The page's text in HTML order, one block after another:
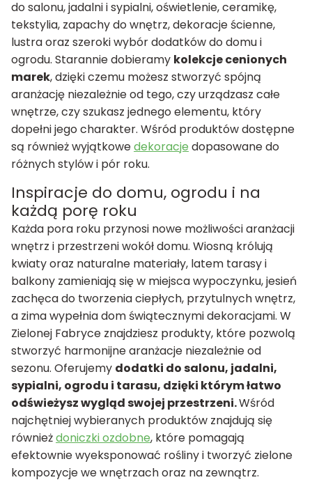
do salonu, jadalni i sypialni, oświetlenie, ceramikę,
tekstylia, zapachy do wnętrz, dekoracje ścienne,
lustra oraz szeroki wybór dodatków do domu i
ogrodu. Starannie dobieramy kolekcje cenionych
marek, dzięki czemu możesz stworzyć spójną
aranżację niezależnie od tego, czy urządzasz całe
wnętrze, czy szukasz jednego elementu, który
dopełni jego charakter. Wśród produktów dostępne
są również wyjątkowedekoracje dopasowane do
różnych stylów i pór roku.
Inspiracje do domu, ogrodu i na
każdą porę roku
Każda pora roku przynosi nowe możliwości aranżacji
wnętrz i przestrzeni wokół domu. Wiosną królują
kwiaty oraz naturalne materiały, latem tarasy i
balkony zamieniają się w miejsca wypoczynku, jesień
zachęca do tworzenia ciepłych, przytulnych wnętrz,
a zima wypełnia dom świątecznymi dekoracjami. W
Zielonej Fabryce znajdziesz produkty, które pozwolą
stworzyć harmonijne aranżacje niezależnie od
sezonu. Oferujemy dodatki do salonu, jadalni,
sypialni, ogrodu i tarasu, dzięki którym łatwo
odświeżysz wygląd swojej przestrzeni.Wśród
najchętniej wybieranych produktów znajdują się
równieżdoniczki ozdobne, które pomagają
efektownie wyeksponować rośliny i tworzyć zielone
kompozycje we wnętrzach oraz na zewnątrz.